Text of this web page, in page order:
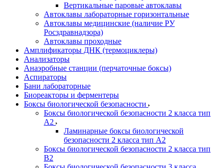
Вертикальные паровые автоклавы
Автоклавы лабораторные горизонтальные
Автоклавы медицинские (наличие РУ
Росздравнадзора)
Автоклавы проходные
Амплификаторы ДНК (термоциклеры)
Анализаторы
Анаэробные станции (перчаточные боксы)
Аспираторы
Бани лабораторные
Биореакторы и ферментеры
Боксы биологической безопасности
Боксы биологической безопасности 2 класса тип
A2
Ламинарные боксы биологической
безопасности 2 класса тип A2
Боксы биологической безопасности 2 класса тип
B2